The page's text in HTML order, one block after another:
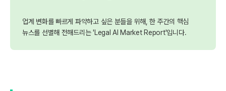
업계 변화를 빠르게 파악하고 싶은 분들을 위해, 한 주간의 핵심
뉴스를 선별해 전해드리는 'Legal AI Market Report'입니다.